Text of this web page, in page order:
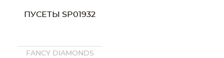
ПУСЕТЫ SP01932
FANCY DIAMONDS